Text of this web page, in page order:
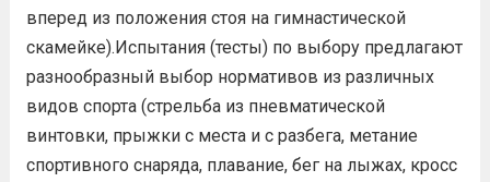
вперед из положения стоя на гимнастической
скамейке).Испытания (тесты) по выбору предлагают
разнообразный выбор нормативов из различных
видов спорта (стрельба из пневматической
винтовки, прыжки с места и с разбега, метание
спортивного снаряда, плавание, бег на лыжах, кросс